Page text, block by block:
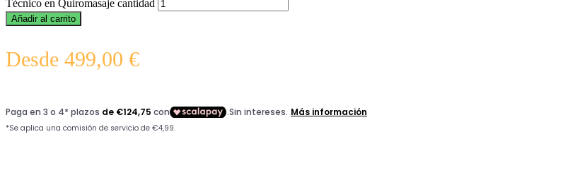
Técnico en Quiromasaje cantidad
Añadir al carrito
Desde 499,00 €